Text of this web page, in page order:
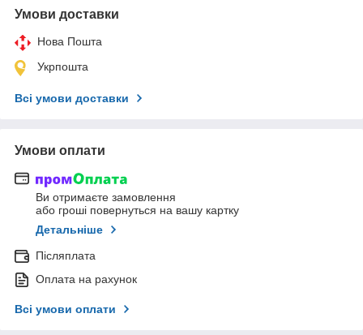
Умови доставки
Нова Пошта
Укрпошта
Всі умови доставки
Умови оплати
Ви отримаєте замовлення
або гроші повернуться на вашу картку
Детальніше
Післяплата
Оплата на рахунок
Всі умови оплати